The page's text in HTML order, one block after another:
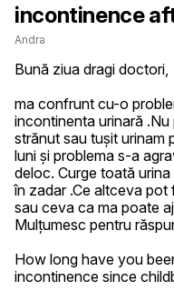
incontinence
Andra
Bună ziua dragi doctori,
ma confrunt cu-o
incontinenta urinară
strănut sau tușit urinam
luni și problema s-a
deloc. Curge toată
în zadar .Ce altceva pot
sau ceva ca ma poate
Mulțumesc pentru
How long have you
incontinence since